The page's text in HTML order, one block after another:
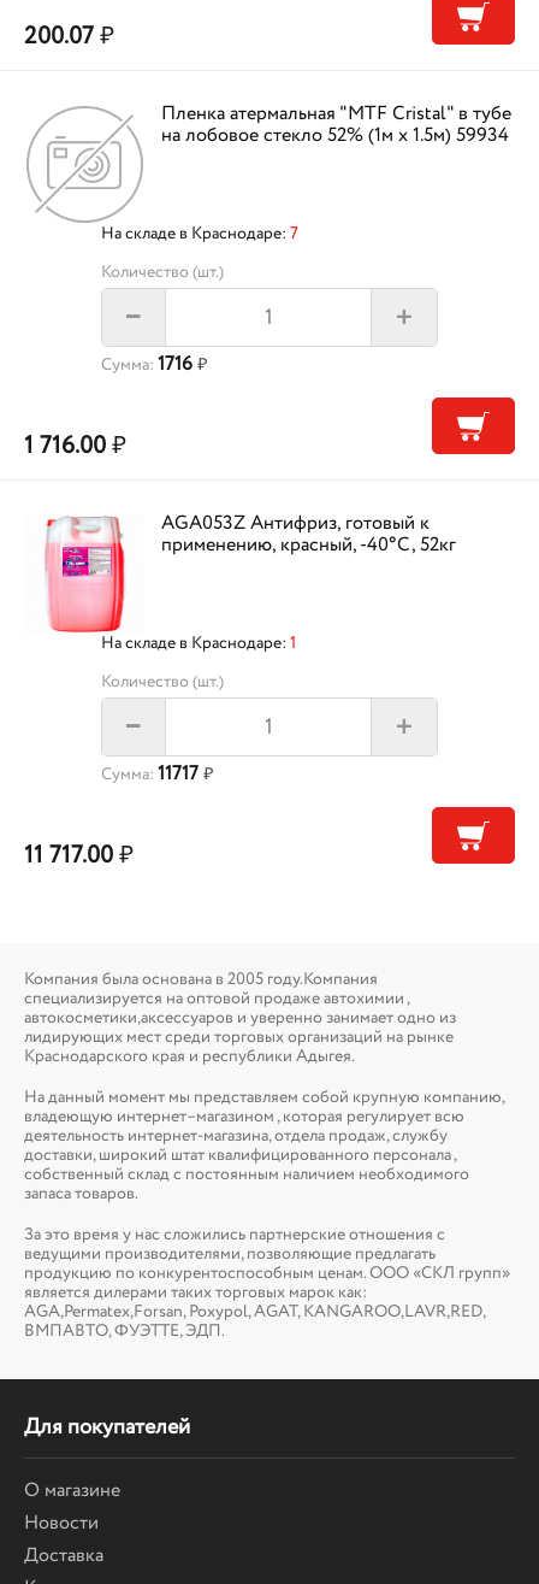
200.07₽
Пленка атермальная "MTF Cristal" в тубе
на лобовое стекло 52% (1м х 1.5м) 59934
На складе в Краснодаре: 7
Количество (шт.)
– +
Сумма: 1716 ₽
1 716.00₽
AGA053Z Антифриз, готовый к
применению, красный, -40°С, 52кг
На складе в Краснодаре: 1
Количество (шт.)
– +
Сумма: 11717 ₽
11 717.00₽
Компания была основана в 2005 году.Компания
специализируется на оптовой продаже автохимии ,
автокосметики,аксессуаров и уверенно занимает одно из
лидирующих мест среди торговых организаций на рынке
Краснодарского края и республики Адыгея.
На данный момент мы представляем собой крупную компанию,
владеющую интернет–магазином , которая регулирует всю
деятельность интернет-магазина, отдела продаж, службу
доставки, широкий штат квалифицированного персонала ,
собственный склад c постоянным наличием необходимого
запаса товаров.
За это время у нас сложились партнерские отношения с
ведущими производителями, позволяющие предлагать
продукцию по конкурентоспособным ценам. ООО «СКЛ групп»
является дилерами таких торговых марок как:
AGA,Permatex,Forsan, Poxypol, AGAT, KANGAROO,LAVR,RED,
ВМПАВТО, ФУЭТТЕ, ЭДП.
Для покупателей
О магазине
Новости
Доставка